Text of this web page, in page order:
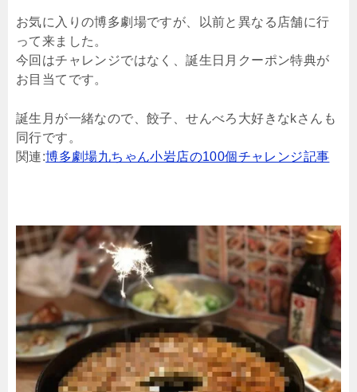
お気に入りの博多劇場ですが、以前と異なる店舗に行
って来ました。
今回はチャレンジではなく、誕生日月クーポン特典が
お目当てです。
誕生月が一緒なので、餃子、せんべろ大好きなkさんも
同行です。
関連:博多劇場九ちゃん小岩店の100個チャレンジ記事